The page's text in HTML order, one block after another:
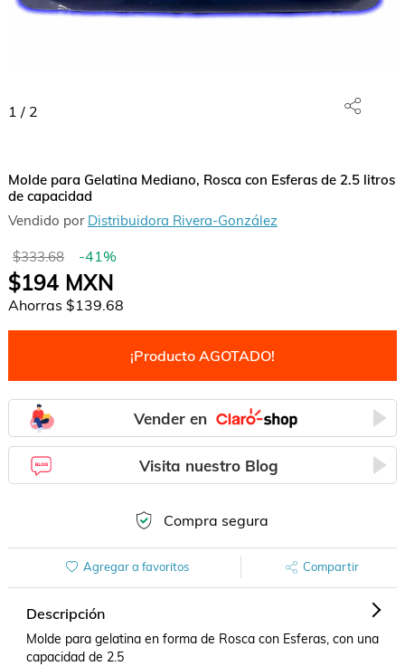
1 / 2
Molde para Gelatina Mediano, Rosca con Esferas de 2.5 litros
de capacidad
Vendido por Distribuidora Rivera-González
$333.68 -41%
$194MXN
Ahorras $139.68
¡Producto AGOTADO!
Vender en
Visita nuestro Blog
Compra segura
Agregar a favoritos Compartir
Descripción
Molde para gelatina en forma de Rosca con Esferas, con una
capacidad de 2.5